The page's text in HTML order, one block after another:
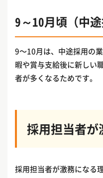
9～10月頃（中途
9〜10月は、中途採用の
暇や賞与支給後に新しい
者が多くなるためです。
採用担当者が
採用担当者が激務になる